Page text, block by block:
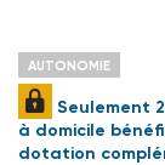
AUTONOMIE
Seulement
à domicile
dotation